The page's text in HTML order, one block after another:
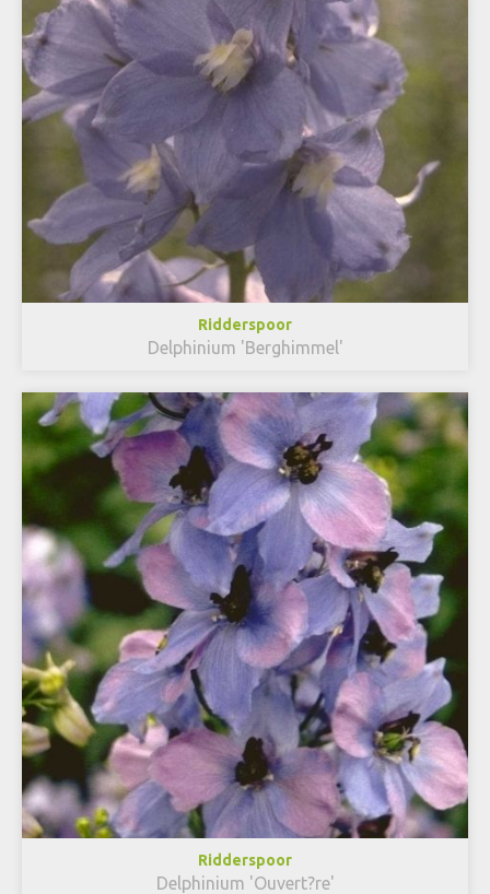
Ridderspoor
Delphinium 'Berghimmel'
Ridderspoor
Delphinium 'Ouvert?re'